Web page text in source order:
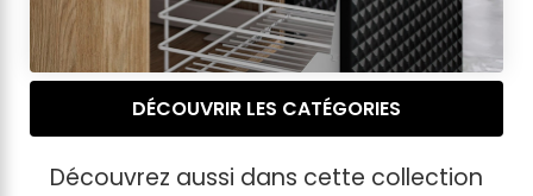
DÉCOUVRIR LES CATÉGORIES
Découvrez aussi dans cette collection